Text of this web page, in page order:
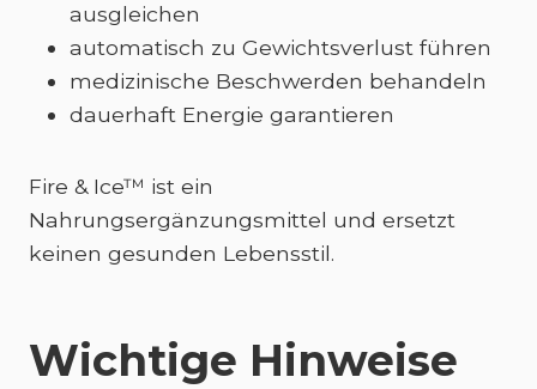
ausgleichen
automatisch zu Gewichtsverlust führen
medizinische Beschwerden behandeln
dauerhaft Energie garantieren
Fire & Ice™ ist ein
Nahrungsergänzungsmittel und ersetzt
keinen gesunden Lebensstil.
Wichtige Hinweise